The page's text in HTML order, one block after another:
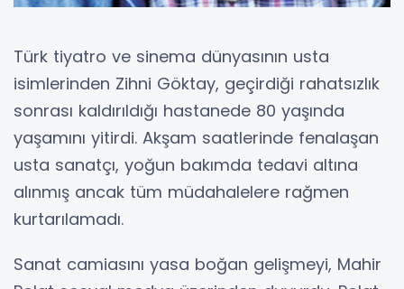
Türk tiyatro ve sinema dünyasının usta
isimlerinden Zihni Göktay, geçirdiği rahatsızlık
sonrası kaldırıldığı hastanede 80 yaşında
yaşamını yitirdi. Akşam saatlerinde fenalaşan
usta sanatçı, yoğun bakımda tedavi altına
alınmış ancak tüm müdahalelere rağmen
kurtarılamadı.
Sanat camiasını yasa boğan gelişmeyi, Mahir